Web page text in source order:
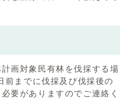
画対象民有林を伐採する場
前までに伐採及び伐採後の
要がありますのでご連絡く